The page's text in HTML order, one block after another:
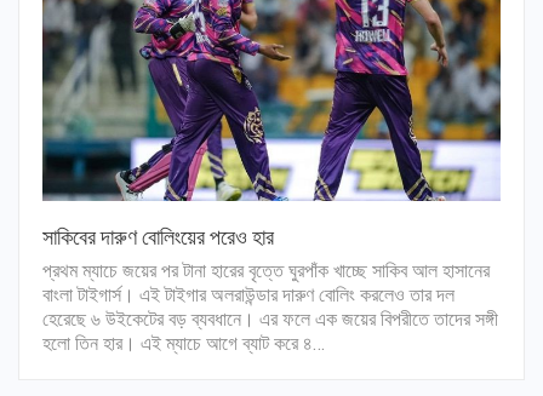
সাকিবের দারুণ বোলিংয়ের পরেও হার
প্রথম ম্যাচে জয়ের পর টানা হারের বৃত্তে ঘুরপাঁক খাচ্ছে সাকিব আল হাসানের
বাংলা টাইগার্স। এই টাইগার অলরাউন্ডার দারুণ বোলিং করলেও তার দল
হেরেছে ৬ উইকেটের বড় ব্যবধানে। এর ফলে এক জয়ের বিপরীতে তাদের সঙ্গী
হলো তিন হার। এই ম্যাচে আগে ব্যাট করে ৪…